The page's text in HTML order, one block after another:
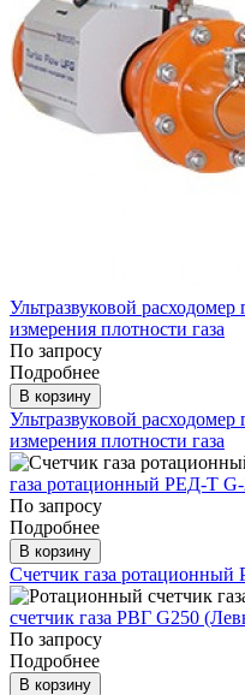
Ультразвуковой
измерения плотности газа
По запросу
Подробнее
В корзину
Ультразвуковой
измерения плотности газа
газа ротационный РЕД-Т
По запросу
Подробнее
В корзину
Счетчик газа
счетчик газа РВГ G250
По запросу
Подробнее
В корзину